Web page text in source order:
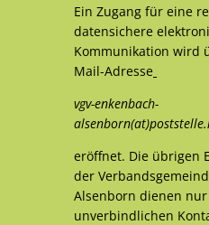
Ein Zugang für eine
datensichere
Kommunikation wird
Mail-Adresse
vgv-enkenbach-
eröffnet. Die übrigen
der
Alsenborn dienen
unverbindlichen